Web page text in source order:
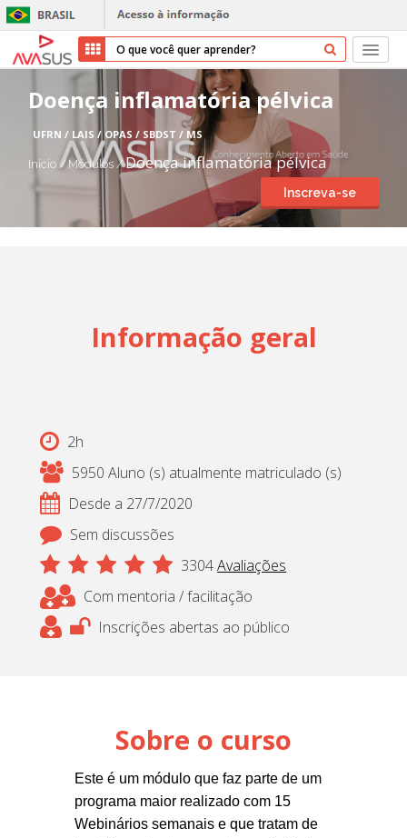
Início
Cursos
Parceiros
Sobre nós
Ajuda
pt_br
Doença inflamatória pélvica
UFRN / LAIS / OPAS / SBDST / MS
Início / Módulos/ Doença inflamatória pélvica
Inscreva-se
Informação geral
2h
5950 Aluno (s) atualmente matriculado (s)
Desde a 27/7/2020
Sem discussões
3304Avaliações
Com mentoria / facilitação
Inscrições abertas ao público
Sobre o curso
Este é um módulo que faz parte de um
programa maior realizado com 15
Webinários semanais e que tratam de